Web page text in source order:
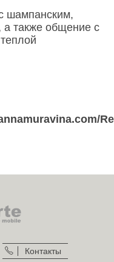
шампанским,
а также общение с
Контакты